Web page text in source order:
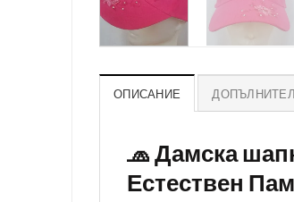
ОПИСАНИЕ
🧢 Дамска
Естествен